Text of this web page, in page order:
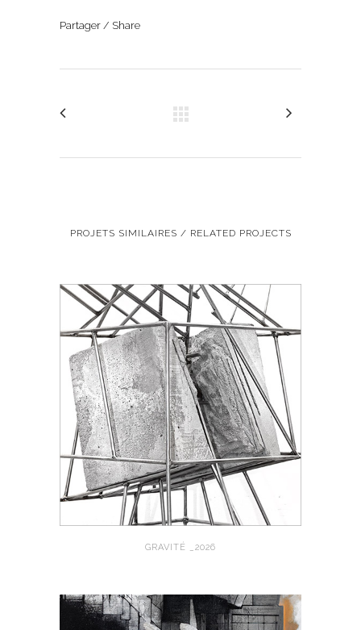
Partager / Share
PROJETS SIMILAIRES / RELATED PROJECTS
GRAVITÉ _2026